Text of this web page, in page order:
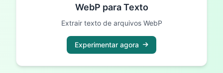
WebP para Texto
Extrair texto de arquivos WebP
Experimentar agora